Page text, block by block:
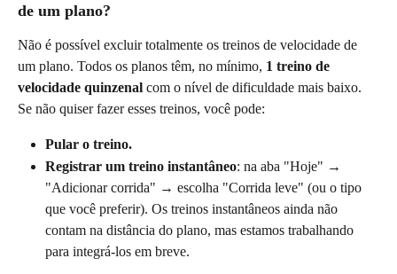
de um plano?
Não é possível excluir totalmente os treinos de velocidade de
um plano. Todos os planos têm, no mínimo, 1 treino de
velocidade quinzenal com o nível de dificuldade mais baixo.
Se não quiser fazer esses treinos, você pode:
Pular o treino.
Registrar um treino instantâneo: na aba "Hoje" →
"Adicionar corrida" → escolha "Corrida leve" (ou o tipo
que você preferir). Os treinos instantâneos ainda não
contam na distância do plano, mas estamos trabalhando
para integrá-los em breve.